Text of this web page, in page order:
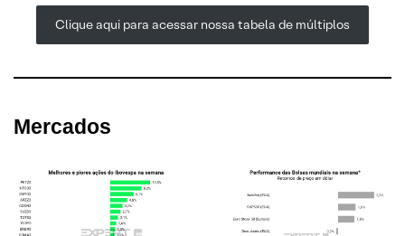
Clique aqui para acessar nossa tabela de múltiplos
Mercados